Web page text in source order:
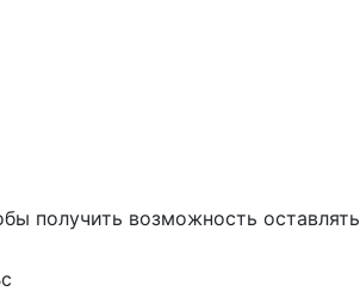
получить возможность